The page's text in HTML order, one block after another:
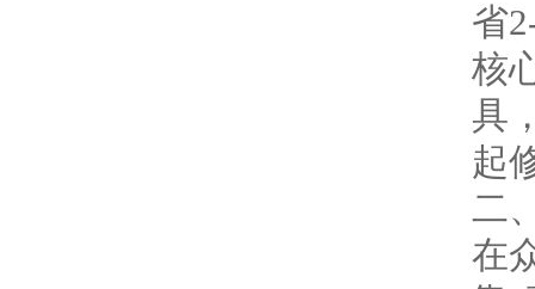
省
核
具
起
二
在